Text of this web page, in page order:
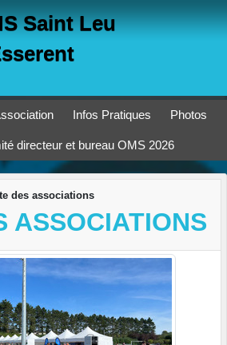
Saint Leu
Infos Pratiques Photos
Comité directeur et bureau OMS 2026
des associations
ASSOCIATIONS
cookies